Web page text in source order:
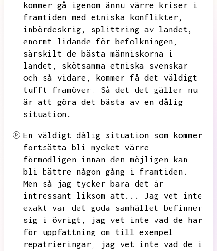
kommer gå igenom ännu värre kriser i
framtiden med etniska konflikter,
inbördeskrig,
splittring av landet,
enormt lidande för befolkningen,
särskilt de bästa människorna i
landet,
skötsamma etniska svenskar
och så vidare,
kommer få det väldigt
tufft framöver.
Så det det gäller nu
är att göra det bästa av en dålig
situation.
En väldigt dålig situation som kommer
fortsätta bli mycket värre
förmodligen innan den möjligen kan
bli bättre någon gång i framtiden.
Men så jag tycker bara det är
intressant liksom att...
Jag vet inte
exakt var det goda samhället befinner
sig i övrigt,
jag vet inte vad de har
för uppfattning om till exempel
repatrieringar,
jag vet inte vad de i